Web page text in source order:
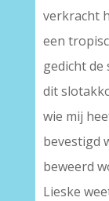
verkracht
een
gedicht
dit
wie mij
bevestigd
beweerd
Lieske